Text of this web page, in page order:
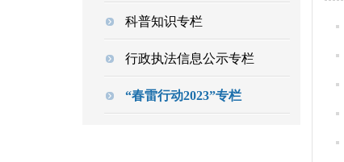
科普知识专栏
行政执法信息公示专栏
“春雷行动2023”专栏